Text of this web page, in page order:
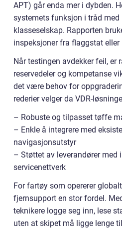
APT) går enda mer i dybden.
systemets funksjon i tråd med
klasseselskap. Rapporten
inspeksjoner fra flaggstat eller
Når testingen avdekker feil, er
reservedeler og kompetanse
det være behov for
rederier velger da VDR-
– Robuste og tilpasset tøffe
– Enkle å integrere med
navigasjonsutstyr
– Støttet av leverandører med
servicenettverk
For fartøy som opererer
fjernsupport en stor fordel.
teknikere logge seg inn, lese
uten at skipet må ligge lenge